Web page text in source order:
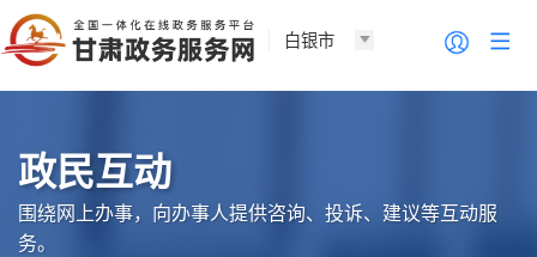
白银市
政民互动
围绕网上办事，向办事人提供咨询、投诉、建议等互动服
务。